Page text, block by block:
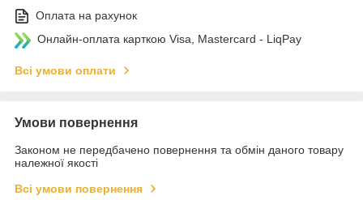
Оплата на рахунок
Онлайн-оплата карткою Visa, Mastercard - LiqPay
Всі умови оплати
Умови повернення
Законом не передбачено повернення та обмін даного товару
належної якості
Всі умови повернення